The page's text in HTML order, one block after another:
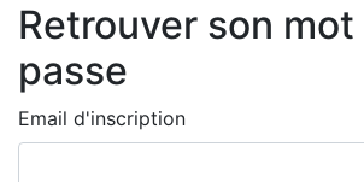
Retrouver son mot
passe
Email d'inscription